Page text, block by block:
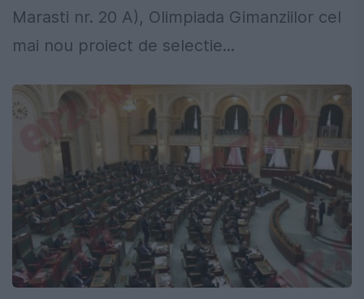
Marasti nr. 20 A), Olimpiada Gimanziilor cel
mai nou proiect de selectie...